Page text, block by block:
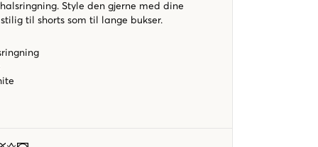
Style den gjerne med dine
til shorts som til lange bukser.